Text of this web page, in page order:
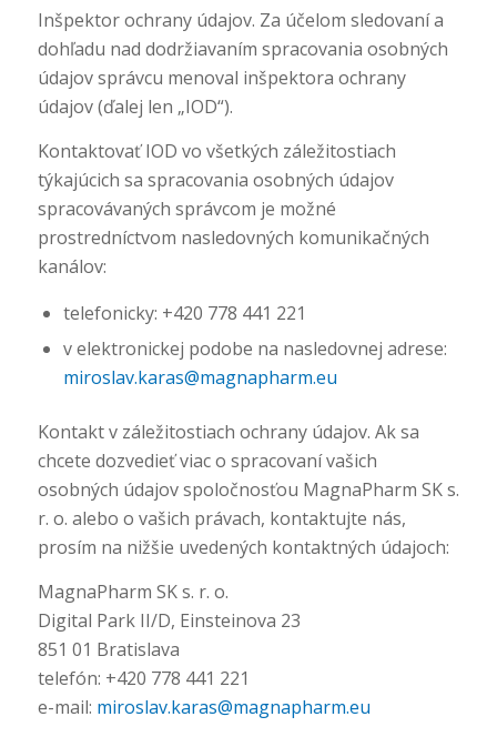
Inšpektor ochrany údajov. Za účelom sledovaní a
dohľadu nad dodržiavaním spracovania osobných
údajov správcu menoval inšpektora ochrany
údajov (ďalej len „IOD“).
Kontaktovať IOD vo všetkých záležitostiach
týkajúcich sa spracovania osobných údajov
spracovávaných správcom je možné
prostredníctvom nasledovných komunikačných
kanálov:
telefonicky: +420 778 441 221
v elektronickej podobe na nasledovnej adrese:
miroslav.karas@magnapharm.eu
Kontakt v záležitostiach ochrany údajov. Ak sa
chcete dozvedieť viac o spracovaní vašich
osobných údajov spoločnosťou MagnaPharm SK s.
r. o. alebo o vašich právach, kontaktujte nás,
prosím na nižšie uvedených kontaktných údajoch:
MagnaPharm SK s. r. o.
Digital Park II/D, Einsteinova 23
851 01 Bratislava
telefón: +420 778 441 221
e-mail: miroslav.karas@magnapharm.eu